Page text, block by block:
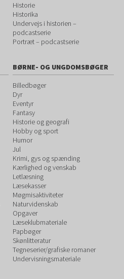
Historie
Historika
Undervejs i historien –
podcastserie
Portræt – podcastserie
BØRNE- OG UNGDOMSBØGER
Billedbøger
Dyr
Eventyr
Fantasy
Historie og geografi
Hobby og sport
Humor
Jul
Krimi, gys og spænding
Kærlighed og venskab
Letlæsning
Læsekasser
Møgmisaktiviteter
Naturvidenskab
Opgaver
Læseklubmateriale
Papbøger
Skønlitteratur
Tegneserier/grafiske romaner
Undervisningsmateriale